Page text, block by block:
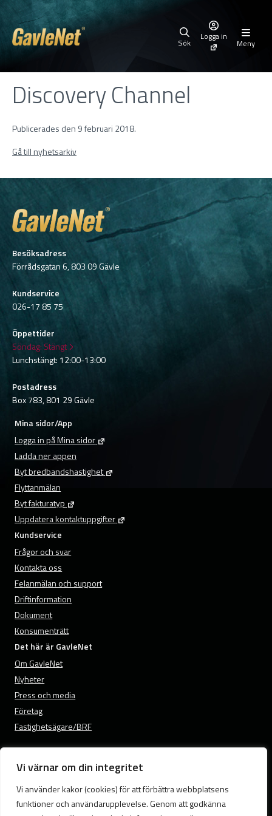
Vi värnar om din integritet
Vi använder kakor (cookies) för att förbättra webbplatsens
funktioner och användarupplevelse. Genom att godkänna
Sök
Logga in
Meny
Discovery Channel
Publicerades den 9 februari 2018.
Gå till nyhetsarkiv
Besöksadress
Förrådsgatan 6, 803 09 Gävle
Kundservice
026-17 85 75
Öppettider
Söndag: Stängt
Lunchstängt: 12:00-13:00
Postadress
Box 783, 801 29 Gävle
Mina sidor/App
Logga in på Mina sidor
Ladda ner appen
Byt bredbandshastighet
Flyttanmälan
Byt fakturatyp
Uppdatera kontaktuppgifter
Kundservice
Frågor och svar
Kontakta oss
Felanmälan och support
Driftinformation
Dokument
Konsumenträtt
Det här är GavleNet
Om GavleNet
Nyheter
Press och media
Företag
Fastighetsägare/BRF
Samtyckesval
Cookies